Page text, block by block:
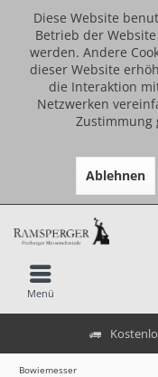
Diese Website
Betrieb der
werden. Andere
dieser Website
die Interaktion
Netzwerken
Zustimmung
Ablehnen
Menü
Bowiemesser